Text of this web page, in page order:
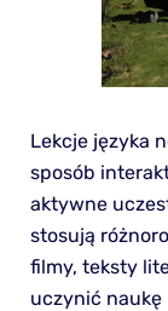
Lekcje języka
sposób
aktywne
stosują
filmy, teksty
uczynić naukę